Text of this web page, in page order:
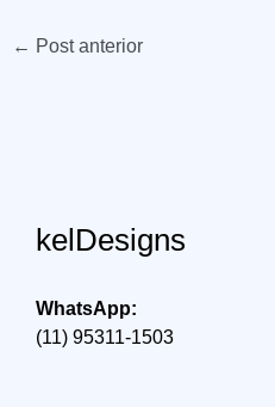
← Post anterior
kelDesigns
WhatsApp:
(11) 95311-1503